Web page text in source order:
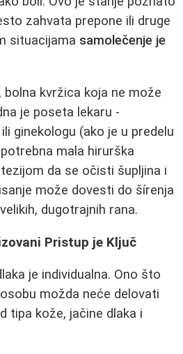
zahvata prepone ili druge
situacijama samolečenje je
kvržica koja ne može
je poseta lekaru -
ginekologu (ako je u predelu
mala hirurška
da se očisti šupljina i
može dovesti do šírenja
dugotrajnih rana.
Pristup je Ključ
je individualna. Ono što
možda neće delovati
tipa kože, jačine dlaka i